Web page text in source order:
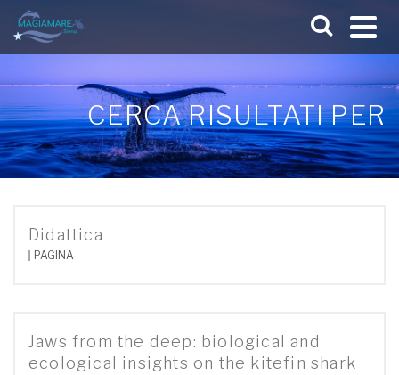
CERCA RISULTATI PER
Didattica
PAGINA
Jaws from the deep: biological and
ecological insights on the kitefin shark